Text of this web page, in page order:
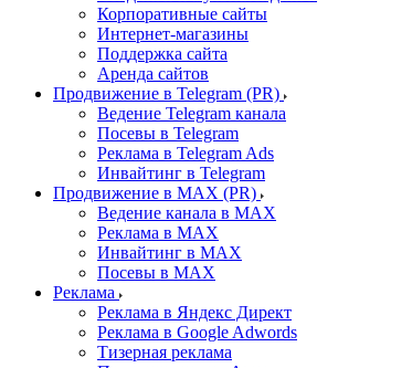
Корпоративные сайты
Интернет-магазины
Поддержка сайта
Аренда сайтов
Продвижение в Telegram (PR)
Ведение Telegram канала
Посевы в Telegram
Реклама в Telegram Ads
Инвайтинг в Telegram
Продвижение в MAX (PR)
Ведение канала в MAX
Реклама в MAX
Инвайтинг в MAX
Посевы в MAX
Реклама
Реклама в Яндекс Директ
Реклама в Google Adwords
Тизерная реклама